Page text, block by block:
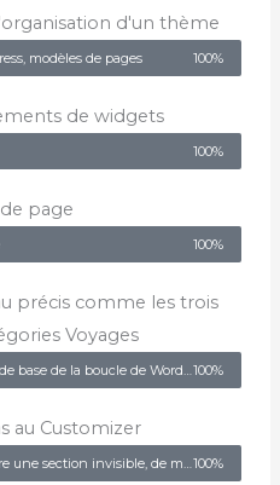
d'un thème
modèles de pages 100%
de widgets
100%
page
100%
précis comme les trois
Voyages
100%
au Customizer
100%